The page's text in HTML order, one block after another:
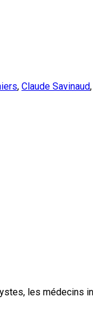
, Claude Savinaud,
les